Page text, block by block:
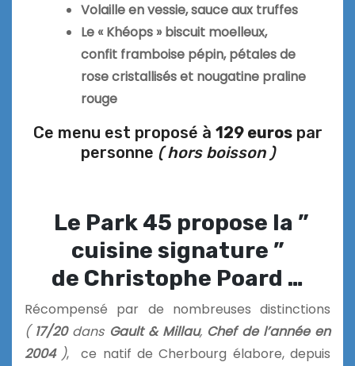
Volaille en vessie, sauce aux truffes
Le « Khéops » biscuit moelleux,
confit framboise pépin, pétales de
rose cristallisés et nougatine praline
rouge
Ce menu est proposé à 129 eurospar
personne ( hors boisson )
Le Park 45 propose la ”
cuisine signature ”
de Christophe Poard …
Récompensé par de nombreuses distinctions
( 17/20 dansGault & Millau, Chef de l’année en
2004 ), ce natif de Cherbourg élabore, depuis